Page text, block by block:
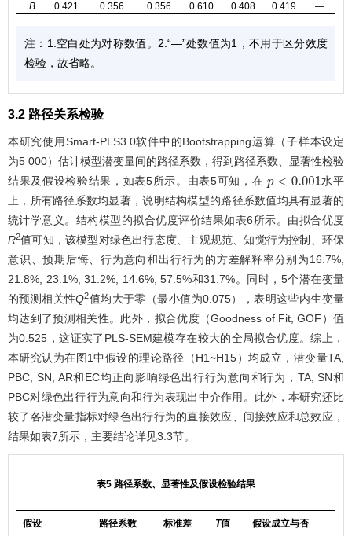
B
0.421 0.356 0.356 0.610 0.408 0.419 —
注：1.空白处为对称数值。2.“—”处数值为1，不用于区分效度
检验，故省略。
3.2 路径关系检验
本研究使用Smart-PLS3.0软件中的Bootstrapping运算（子样本设定
为5 000）估计模型潜变量间的路径系数，得到路径系数、显著性检验
结果及假设检验结果，如表5所示。由表5可知，在 p<0.001
水平
上，所有路径系数均显著，说明结构模型的路径系数值均具有显著的
统计学意义。结构模型的拟合优度评价结果如表6所示。由拟合优度
R2值可知，该模型对绿色出行态度、主观规范、知觉行为控制、环保
意识、预期后悔、行为意向和出行行为的方差解释率分别为16.7%,
21.8%, 23.1%, 31.2%, 14.6%, 57.5%和31.7%。同时，5个潜在变量
的预测相关性Q2值均大于零（最小值为0.075），表明这些内生变量
均达到了预测相关性。此外，拟合优度（Goodness of Fit, GOF）值
为0.525，这证实了PLS-SEM建模存在较大的全局拟合优度。综上，
本研究认为在图1中假设的理论路径（H1~H15）均成立，潜变量TA,
PBC, SN, AR和EC均正向影响绿色出行行为意向和行为，TA, SN和
PBC对绿色出行行为意向和行为表现出中介作用。此外，本研究还比
较了各潜变量指标对绿色出行行为的直接效应、间接效应和总效应，
结果如表7所示，主要结论详见3.3节。
表5 路径系数、显著性及假设检验结果
假设 路径系数 标准差 T值
假设成立与否